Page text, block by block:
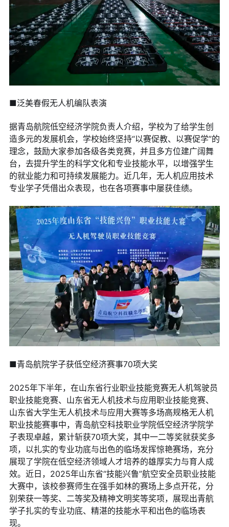
■泛美春假无人机编队表演
据青岛航院低空经济学院负责人介绍，学校为了给学生创
造多元的发展机会，学校始终坚持“以赛促教、以赛促学”的
理念，鼓励大家参加各级各类竞赛，并且多方位建广阔舞
台，去提升学生的科学文化和专业技能水平，以增强学生
的就业能力和可持续发展能力。近几年，无人机应用技术
专业学子凭借出众表现，也在各项赛事中屡获佳绩。
■青岛航院学子获低空经济赛事70项大奖
2025年下半年，在山东省行业职业技能竞赛无人机驾驶员
职业技能竞赛、山东省无人机技术与应用职业技能竞赛、
山东省大学生无人机技术与应用大赛等多场高规格无人机
职业技能赛事中，青岛航空科技职业学院低空经济学院学
子表现卓越，累计斩获70项大奖，其中一二等奖就获奖多
项，以扎实的专业功底与出色的临场发挥惊艳赛场，充分
展现了学院在低空经济领域人才培养的雄厚实力与育人成
效。近日，2025年山东省“技能兴鲁”航空安全员职业技能
大赛中，该校参赛师生在强手如林的赛场上多点开花，分
别荣获一等奖、二等奖及精神文明奖等奖项，展现出青航
学子扎实的专业功底、精湛的技能水平和出色的临场表
现。